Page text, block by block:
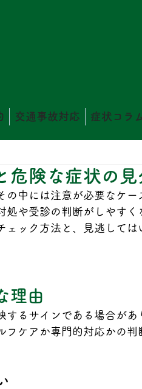
交通事故対応 症状コラ
危険な症状の見
中には注意が必要なケー
や受診の判断がしやすく
ェック方法と、見逃しては
理由
するサインである場合があ
フケアか専門的対応かの判